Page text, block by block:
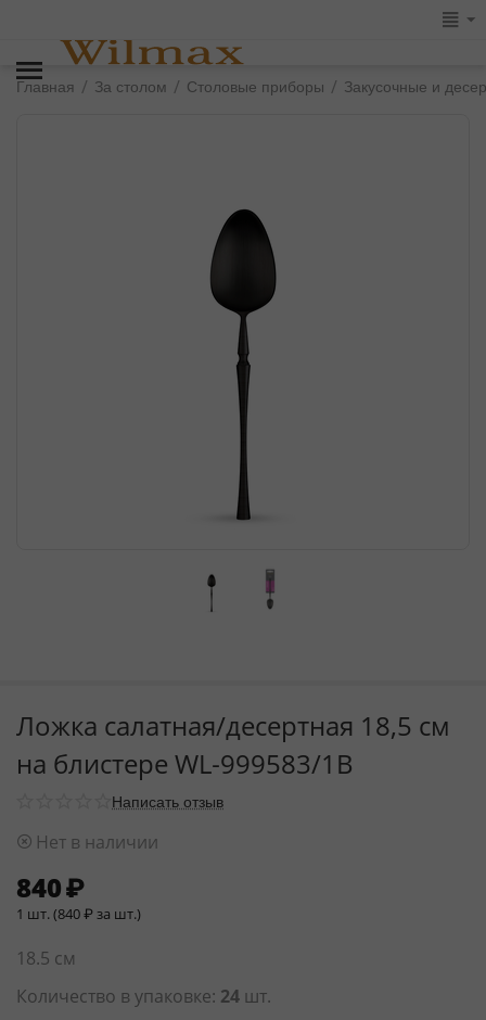
Главная / За столом / Столовые приборы / Закусочные и
Ложка салатная/десертная 18,5 см
на блистере WL‑999583/1B
Написать отзыв
Нет в наличии
840₽
1 шт. (840₽за шт.)
18.5 см
Количество в упаковке: 24 шт.